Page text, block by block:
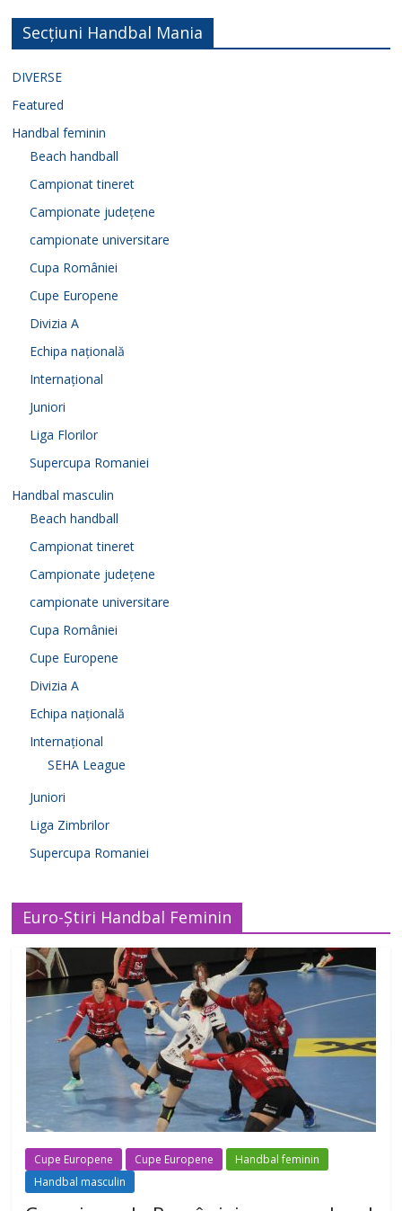
Secțiuni Handbal Mania
DIVERSE
Featured
Handbal feminin
Beach handball
Campionat tineret
Campionate județene
campionate universitare
Cupa României
Cupe Europene
Divizia A
Echipa națională
Internațional
Juniori
Liga Florilor
Supercupa Romaniei
Handbal masculin
Beach handball
Campionat tineret
Campionate județene
campionate universitare
Cupa României
Cupe Europene
Divizia A
Echipa națională
Internațional
SEHA League
Juniori
Liga Zimbrilor
Supercupa Romaniei
Euro-Știri Handbal Feminin
Cupe Europene Cupe Europene
Handbal feminin
Handbal masculin